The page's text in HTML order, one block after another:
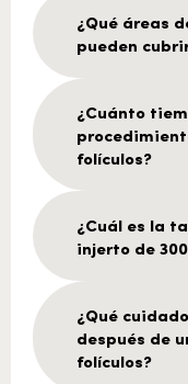
¿Qué áreas
pueden
¿Cuánto
folículos?
¿Cuál es la
injerto de
¿Qué
después de
folículos?